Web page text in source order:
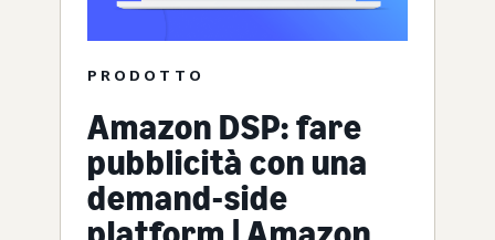
PRODOTTO
Amazon DSP: fare
pubblicità con una
demand-side